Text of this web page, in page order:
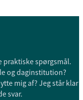
praktiske spørgsmål.
og daginstitution?
mig af? Jeg står klar
svar.